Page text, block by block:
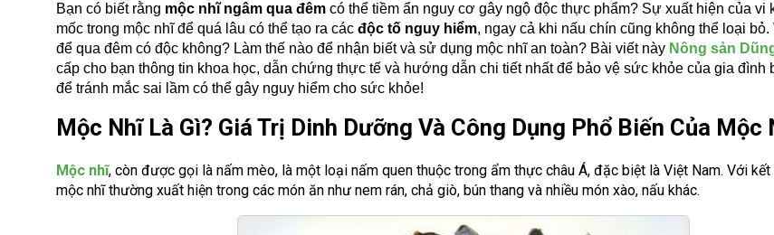
Bạn có biết rằng mộc nhĩ ngâm qua đêm có thể tiềm ẩn nguy cơ gây ngộ độc thực phẩm? Sự xuất hiện của vi
mốc trong mộc nhĩ để quá lâu có thể tạo ra các độc tố nguy hiểm, ngay cả khi nấu chín cũng không thể loại bỏ.
để qua đêm có độc không? Làm thế nào để nhận biết và sử dụng mộc nhĩ an toàn? Bài viết này Nông sản
cấp cho bạn thông tin khoa học, dẫn chứng thực tế và hướng dẫn chi tiết nhất để bảo vệ sức khỏe của gia đình
để tránh mắc sai lầm có thể gây nguy hiểm cho sức khỏe!
Mộc Nhĩ Là Gì? Giá Trị Dinh Dưỡng Và Công Dụng Phổ Biến Của Mộc
Mộc nhĩ, còn được gọi là nấm mèo, là một loại nấm quen thuộc trong ẩm thực châu Á, đặc biệt là Việt Nam. Với kết
mộc nhĩ thường xuất hiện trong các món ăn như nem rán, chả giò, bún thang và nhiều món xào, nấu khác.